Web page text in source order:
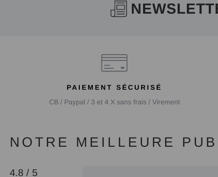
PAIEMENT SÉCURISÉ
CB / Paypal / 3 et 4 X sans frais / Virement
NOTRE MEILLEURE
4.8 / 5